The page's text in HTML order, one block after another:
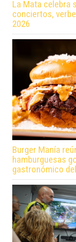
La Mata celebra
conciertos,
2026
Burger Manía
hamburguesas
gastronómico